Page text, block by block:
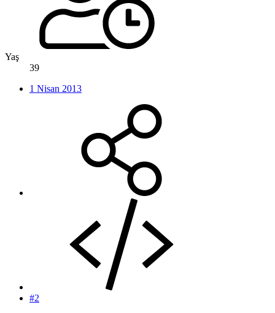
Yaş
39
1 Nisan 2013
#2